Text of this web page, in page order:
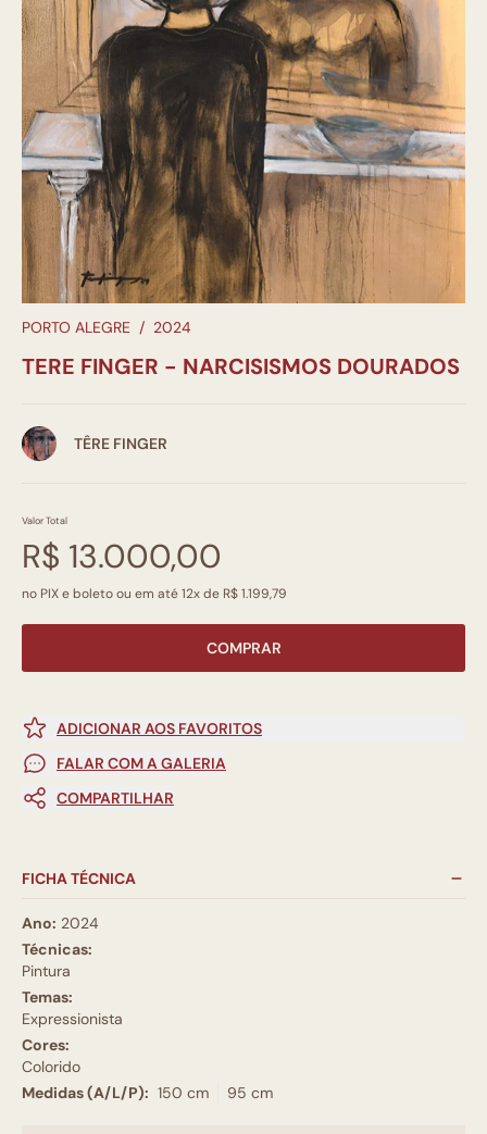
PORTO ALEGRE / 2024
TERE FINGER - NARCISISMOS DOURADOS
TÊRE FINGER
Valor Total
R$ 13.000,00
no PIX e boleto ou em até 12x de R$ 1.199,79
COMPRAR
ADICIONAR AOS FAVORITOS
FALAR COM A GALERIA
COMPARTILHAR
FICHA TÉCNICA
Ano: 2024
Técnicas:
Pintura
Temas:
Expressionista
Cores:
Colorido
Medidas (A/L/P): 150 cm 95 cm